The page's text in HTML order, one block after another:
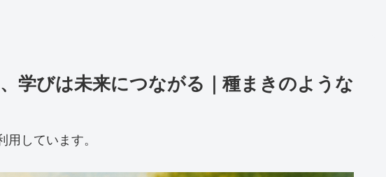
学びは未来につながる｜種まきのような
しています。